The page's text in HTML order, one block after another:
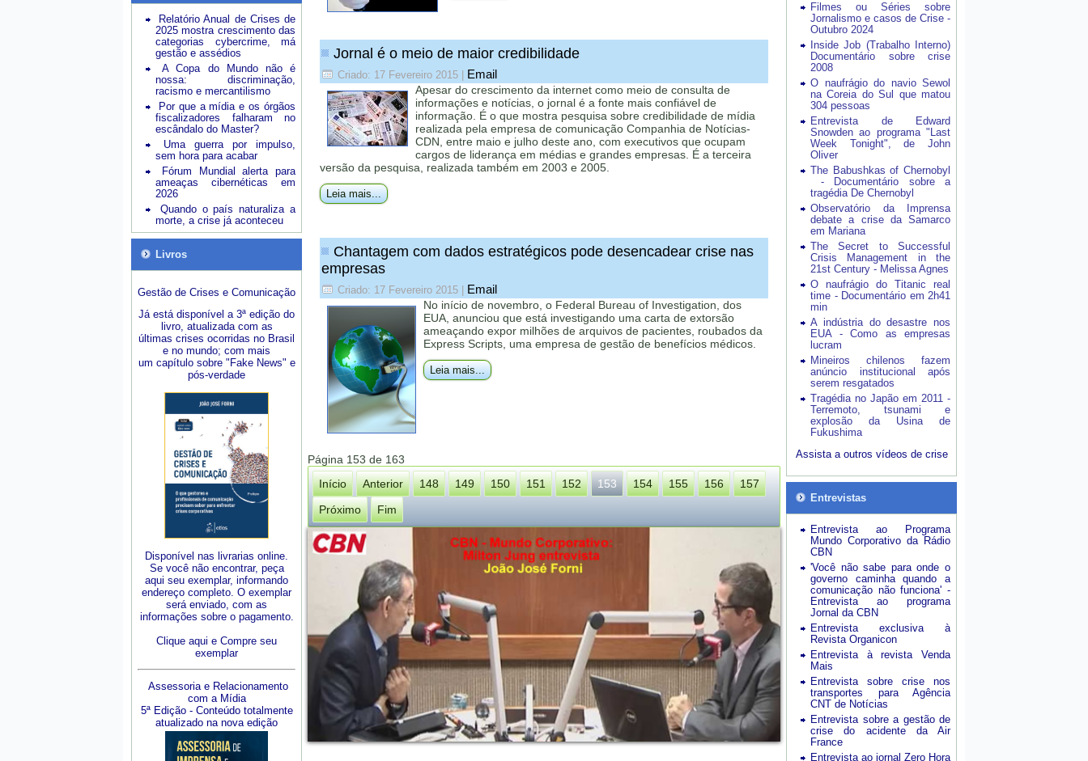
Relatório Anual de Crises de
2025 mostra crescimento das
categorias cybercrime, má
gestão e assédios
A Copa do Mundo não é
nossa: discriminação,
racismo e mercantilismo
Por que a mídia e os órgãos
fiscalizadores falharam no
escândalo do Master?
Uma guerra por impulso,
sem hora para acabar
Fórum Mundial alerta para
ameaças cibernéticas em
2026
Quando o país naturaliza a
morte, a crise já aconteceu
Livros
Gestão de Crises e Comunicação
Já está disponível a 3ª edição do
livro, atualizada com as
últimas crises ocorridas no Brasil
e no mundo; com mais
um capítulo sobre "Fake News" e
pós-verdade
Disponível nas livrarias online.
Se você não encontrar, peça
aqui seu exemplar, informando
endereço completo. O exemplar
será enviado, com as
informações sobre o pagamento.
Clique aqui e Compre seu
exemplar
Assessoria e Relacionamento
com a Mídia
5ª Edição - Conteúdo totalmente
atualizado na nova edição
Jornal é o meio de maior credibilidade
Criado: 17 Fevereiro 2015 Email
Apesar do crescimento da internet como meio de consulta de
informações e notícias, o jornal é a fonte mais confiável de
informação. É o que mostra pesquisa sobre credibilidade de mídia
realizada pela empresa de comunicação Companhia de Notícias-
CDN, entre maio e julho deste ano, com executivos que ocupam
cargos de liderança em médias e grandes empresas. É a terceira
versão da pesquisa, realizada também em 2003 e 2005.
Leia mais...
Chantagem com dados estratégicos pode desencadear crise nas
empresas
Criado: 17 Fevereiro 2015 Email
No início de novembro, o Federal Bureau of Investigation, dos
EUA, anunciou que está investigando uma carta de extorsão
ameaçando expor milhões de arquivos de pacientes, roubados da
Express Scripts, uma empresa de gestão de benefícios médicos.
Leia mais...
Página 153 de 163
Início
Anterior 148 149 150 151 152 153 154 155 156
157
Próximo
Fim
Filmes ou Séries sobre
Jornalismo e casos de Crise -
Outubro 2024
Inside Job (Trabalho Interno)
Documentário sobre crise
2008
O naufrágio do navio Sewol
na Coreia do Sul que matou
304 pessoas
Entrevista de Edward
Snowden ao programa "Last
Week Tonight", de John
Oliver
The Babushkas of Chernobyl
- Documentário sobre a
tragédia De Chernobyl
Observatório da Imprensa
debate a crise da Samarco
em Mariana
The Secret to Successful
Crisis Management in the
21st Century - Melissa Agnes
O naufrágio do Titanic real
time - Documentário em 2h41
min
A indústria do desastre nos
EUA - Como as empresas
lucram
Mineiros chilenos fazem
anúncio institucional após
serem resgatados
Tragédia no Japão em 2011 -
Terremoto, tsunami e
explosão da Usina de
Fukushima
Assista a outros vídeos de crise
Entrevistas
Entrevista ao Programa
Mundo Corporativo da Rádio
CBN
'Você não sabe para onde o
governo caminha quando a
comunicação não funciona' -
Entrevista ao programa
Jornal da CBN
Entrevista exclusiva à
Revista Organicon
Entrevista à revista Venda
Mais
Entrevista sobre crise nos
transportes para Agência
CNT de Notícias
Entrevista sobre a gestão de
crise do acidente da Air
France
Entrevista ao jornal Zero Hora